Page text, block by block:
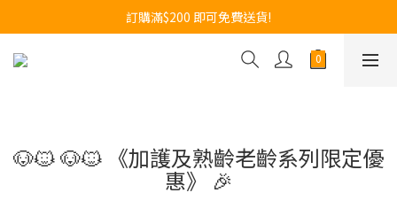
訂購滿$200 即可免費送貨!
訂購滿$200 即可免費送貨!
新登記會員 / 推薦朋友 , 即享更多優惠及折扣。快即登記。
🐶🐱 🐶🐱 《加護及熟齡老齡系列限定優
惠》 🎉